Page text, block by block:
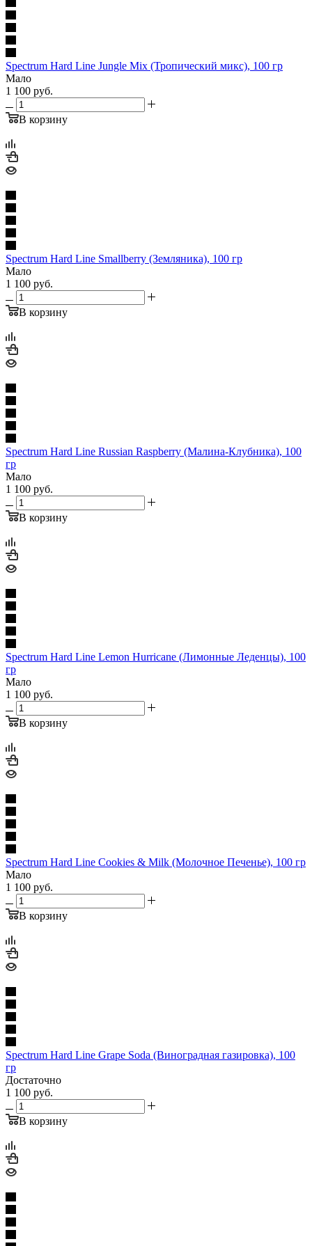
Spectrum Hard Line Jungle Mix (Тропический микс), 100 гр
Мало
1 100 руб.
В корзину
Spectrum Hard Line Smallberry (Земляника), 100 гр
Мало
1 100 руб.
В корзину
Spectrum Hard Line Russian Raspberry (Малина-Клубника), 100
гр
Мало
1 100 руб.
В корзину
Spectrum Hard Line Lemon Hurricane (Лимонные Леденцы), 100
гр
Мало
1 100 руб.
В корзину
Spectrum Hard Line Cookies & Milk (Молочное Печенье), 100 гр
Мало
1 100 руб.
В корзину
Spectrum Hard Line Grape Soda (Виноградная газировка), 100
гр
Достаточно
1 100 руб.
В корзину